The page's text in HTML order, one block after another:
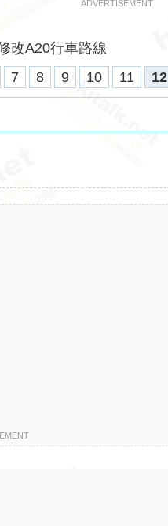
ADVERTISEMENT
改A20行車路線
7 8 9 10 11 12